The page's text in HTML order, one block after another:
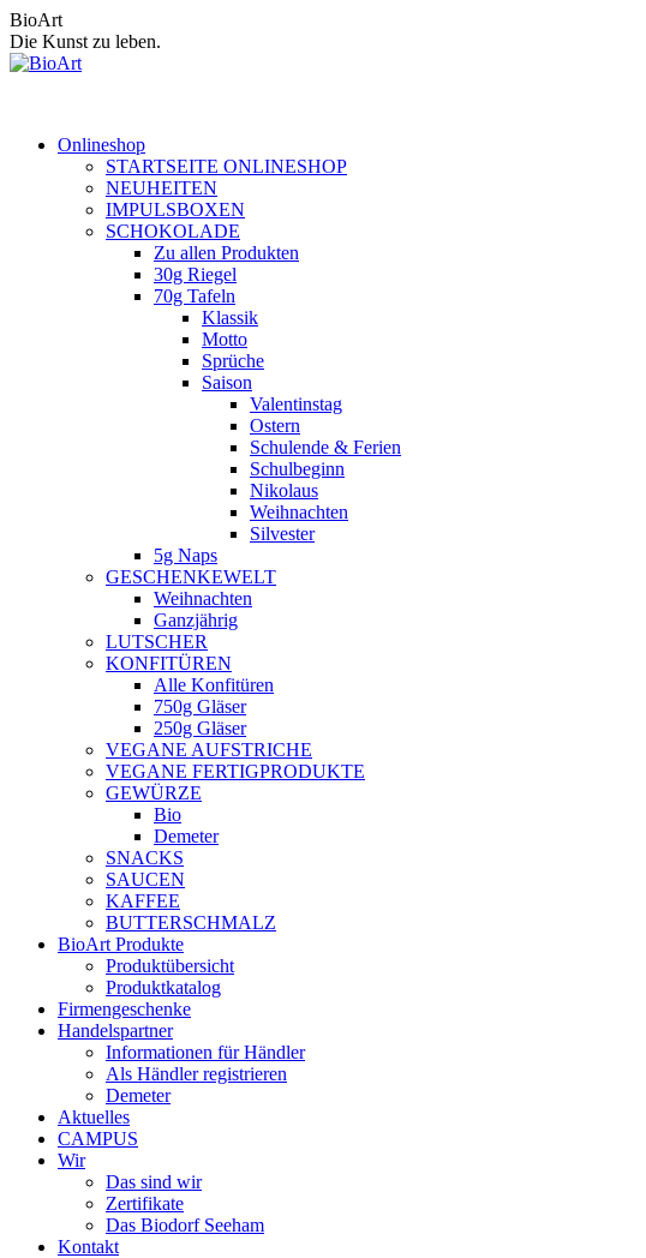
Zum
Inhalt
springen
BioArt
Die Kunst zu leben.
Onlineshop
STARTSEITE ONLINESHOP
NEUHEITEN
IMPULSBOXEN
SCHOKOLADE
Zu allen Produkten
30g Riegel
70g Tafeln
Klassik
Motto
Sprüche
Saison
Valentinstag
Ostern
Schulende & Ferien
Schulbeginn
Nikolaus
Weihnachten
Silvester
5g Naps
GESCHENKEWELT
Weihnachten
Ganzjährig
LUTSCHER
KONFITÜREN
Alle Konfitüren
750g Gläser
250g Gläser
VEGANE AUFSTRICHE
VEGANE FERTIGPRODUKTE
GEWÜRZE
Bio
Demeter
SNACKS
SAUCEN
KAFFEE
BUTTERSCHMALZ
BioArt Produkte
Produktübersicht
Produktkatalog
Firmengeschenke
Handelspartner
Informationen für Händler
Als Händler registrieren
Demeter
Aktuelles
CAMPUS
Wir
Das sind wir
Zertifikate
Das Biodorf Seeham
Kontakt